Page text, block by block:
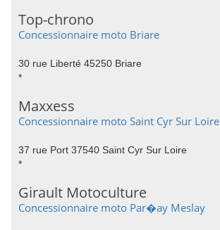
Top-chrono
Concessionnaire moto Briare
30 rue Liberté 45250 Briare
*
Maxxess
Concessionnaire moto Saint Cyr Sur Loire
37 rue Port 37540 Saint Cyr Sur Loire
*
Girault Motoculture
Concessionnaire moto Par�ay Meslay